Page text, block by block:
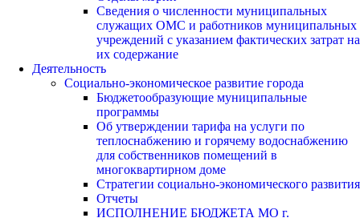
Сведения о численности муниципальных
служащих ОМС и работников муниципальных
учреждений с указанием фактических затрат на
их содержание
Деятельность
Социально-экономическое развитие города
Бюджетообразующие муниципальные
программы
Об утверждении тарифа на услуги по
теплоснабжению и горячему водоснабжению
для собственников помещений в
многоквартирном доме
Стратегии социально-экономического развития
Отчеты
ИСПОЛНЕНИЕ БЮДЖЕТА МО г.